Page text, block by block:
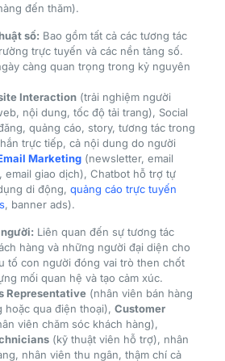
đến thăm).
số: Bao gồm tất cả các tương tác
trực tuyến và các nền tảng số.
càng quan trọng trong kỷ nguyên
Interaction(trải nghiệm người
nội dung, tốc độ tải trang), Social
quảng cáo, story, tương tác trong
trực tiếp, cả nội dung do người
Marketing(newsletter, email
email giao dịch), Chatbot hỗ trợ tự
di động, quảng cáo trực tuyến
, banner ads).
Liên quan đến sự tương tác
hàng và những người đại diện cho
tố con người đóng vai trò then chốt
mối quan hệ và tạo cảm xúc.
Representative(nhân viên bán hàng
hoặc qua điện thoại), Customer
viên chăm sóc khách hàng),
(kỹ thuật viên hỗ trợ), nhân
nhân viên thu ngân, thậm chí cả